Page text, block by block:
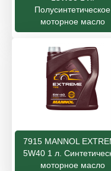
Полусинтетическое
моторное масло
7915 MANNOL
5W40 1 л.
моторное масло